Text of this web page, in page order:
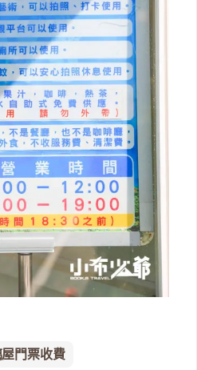
門票收費